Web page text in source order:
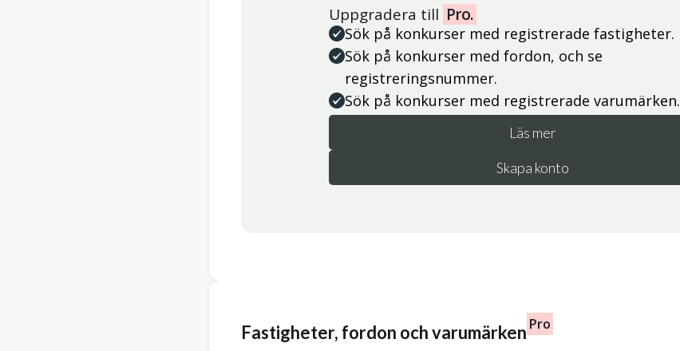
Uppgradera till Pro.
Sök på konkurser med registrerade fastigheter.
Sök på konkurser med fordon, och se
registreringsnummer.
Sök på konkurser med registrerade varumärken.
Läs mer
Skapa konto
Fastigheter, fordon och varumärken Pro